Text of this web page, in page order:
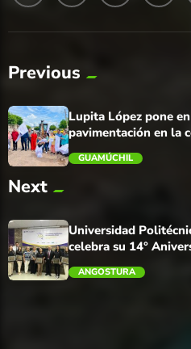
Previous
trending_flat
Lupita López pone
pavimentación en la
GUAMÚCHIL
Next
Universidad
celebra su 14°
ANGOSTURA